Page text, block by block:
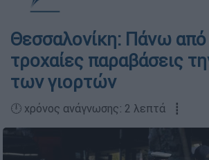
Θεσσαλονίκη: Πάνω
τροχαίες παραβάσεις
των γιορτών
🕛 χρόνος ανάγνωσης: 2 λεπτά ┋